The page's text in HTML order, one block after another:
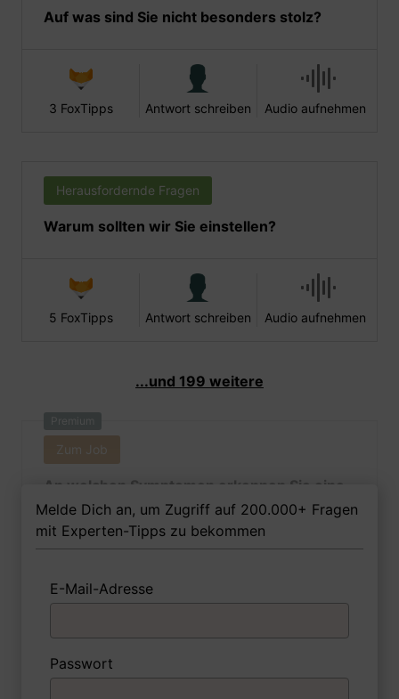
Auf was sind Sie nicht besonders stolz?
3 FoxTipps Antwort schreiben Audio aufnehmen
Herausfordernde Fragen
Warum sollten wir Sie einstellen?
5 FoxTipps Antwort schreiben Audio aufnehmen
...und 199 weitere
Premium
Zum Job
An welchen Symptomen erkennen Sie eine
lokale Entzündung?
1 Beispiel Antwort schreiben
Zum Job
Melde Dich an, um Zugriff auf 200.000+ Fragen
mit Experten-Tipps zu bekommen
E-Mail-Adresse
Passwort